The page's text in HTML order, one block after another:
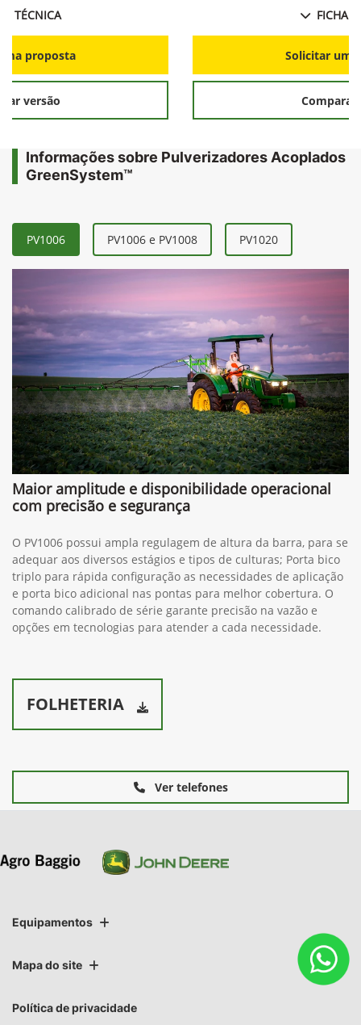
TÉCNICA
proposta
versão
FICHA
Solicitar
Comparar
Informações sobre Pulverizadores Acoplados
GreenSystem™
PV1006 PV1006 e PV1008 PV1020
Maior amplitude e disponibilidade operacional
com precisão e segurança
O PV1006 possui ampla regulagem de altura da barra, para se
adequar aos diversos estágios e tipos de culturas; Porta bico
triplo para rápida configuração as necessidades de aplicação
e porta bico adicional nas pontas para melhor cobertura. O
comando calibrado de série garante precisão na vazão e
opções em tecnologias para atender a cada necessidade.
FOLHETERIA
Ver telefones
Equipamentos
Mapa do site
Política de privacidade